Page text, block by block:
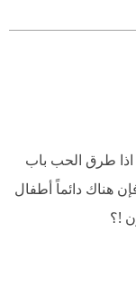
طرق الحب باب
هناك دائماً أطفال
!؟